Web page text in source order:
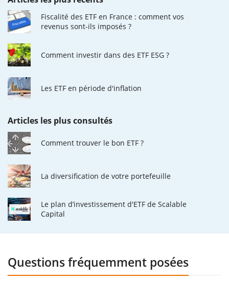
Fiscalité des ETF en France : comment vos
revenus sont-ils imposés ?
Comment investir dans des ETF ESG ?
Les ETF en période d'inflation
Articles les plus consultés
Comment trouver le bon ETF ?
La diversification de votre portefeuille
Le plan d’investissement d'ETF de Scalable
Capital
Questions fréquemment posées